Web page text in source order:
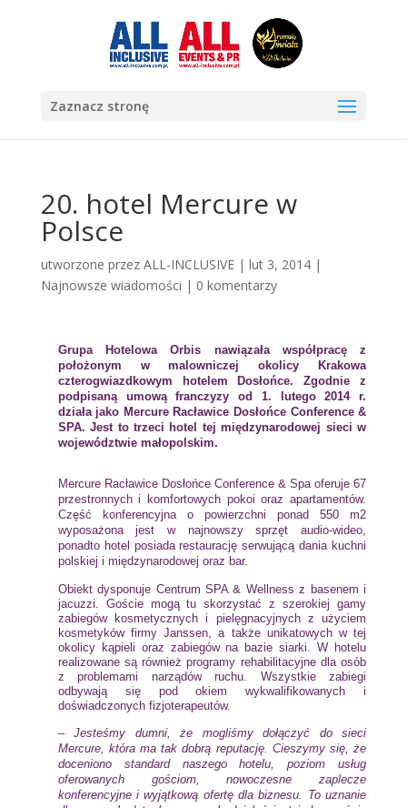
Zaznacz stronę
20. hotel Mercure w
Polsce
utworzone przez ALL-INCLUSIVE| lut 3, 2014|
Najnowsze wiadomości | 0 komentarzy
Grupa Hotelowa Orbis nawiązała współpracę z
położonym w malowniczej okolicy Krakowa
czterogwiazdkowym hotelem Dosłońce. Zgodnie z
podpisaną umową franczyzy od 1. lutego 2014 r.
działa jako Mercure Racławice Dosłońce Conference &
SPA. Jest to trzeci hotel tej międzynarodowej sieci w
województwie małopolskim.
Mercure Racławice Dosłońce Conference & Spaoferuje 67
przestronnych i komfortowych pokoi oraz apartamentów.
Część konferencyjna o powierzchni ponad 550 m2
wyposażona jest w najnowszy sprzęt audio-wideo,
ponadto hotel posiada restaurację serwującą dania kuchni
polskiej i międzynarodowej oraz bar.
Obiekt dysponuje Centrum SPA & Wellness z basenem i
jacuzzi. Goście mogą tu skorzystać z szerokiej gamy
zabiegów kosmetycznych i pielęgnacyjnych z użyciem
kosmetyków firmy Janssen, a także unikatowych w tej
okolicy kąpieli oraz zabiegów na bazie siarki. W hotelu
realizowane są również programy rehabilitacyjne dla osób
z problemami narządów ruchu. Wszystkie zabiegi
odbywają się pod okiem wykwalifikowanych i
doświadczonych fizjoterapeutów.
– Jesteśmy dumni, że mogliśmy dołączyć do sieci
Mercure, która ma tak dobrą reputację. Cieszymy się, że
doceniono standard naszego hotelu, poziom usług
oferowanych gościom, nowoczesne zaplecze
konferencyjne i wyjątkową ofertę dla biznesu. To uznanie